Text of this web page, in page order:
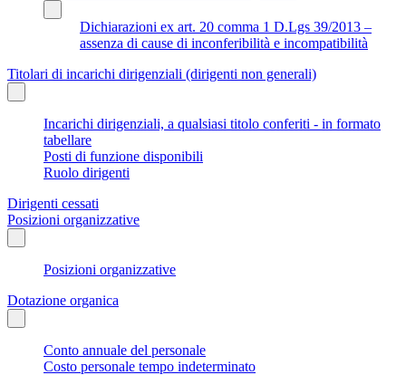
Dichiarazioni ex art. 20 comma 1 D.Lgs 39/2013 –
assenza di cause di inconferibilità e incompatibilità
Titolari di incarichi dirigenziali (dirigenti non generali)
Incarichi dirigenziali, a qualsiasi titolo conferiti - in formato
tabellare
Posti di funzione disponibili
Ruolo dirigenti
Dirigenti cessati
Posizioni organizzative
Posizioni organizzative
Dotazione organica
Conto annuale del personale
Costo personale tempo indeterminato